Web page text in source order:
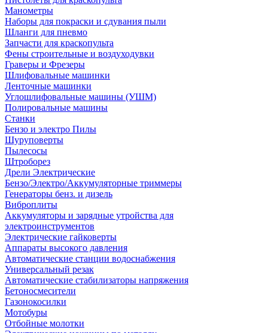
Манометры
Наборы для покраски и сдувания пыли
Шланги для пневмо
Запчасти для краскопульта
Фены строительные и воздуходувки
Граверы и Фрезеры
Шлифовальные машинки
Ленточные машинки
Углошлифовальные машины (УШМ)
Полировальные машины
Станки
Бензо и электро Пилы
Шуруповерты
Пылесосы
Штроборез
Дрели Электрические
Бензо/Электро/Аккумуляторные триммеры
Генераторы бенз. и дизель
Виброплиты
Аккумуляторы и зарядные утройства для
электроинструментов
Электрические гайковерты
Аппараты высокого давления
Автоматические станции водоснабжения
Универсальный резак
Автоматические стабилизаторы напряжения
Бетоносмесители
Газонокосилки
Мотобуры
Отбойные молотки